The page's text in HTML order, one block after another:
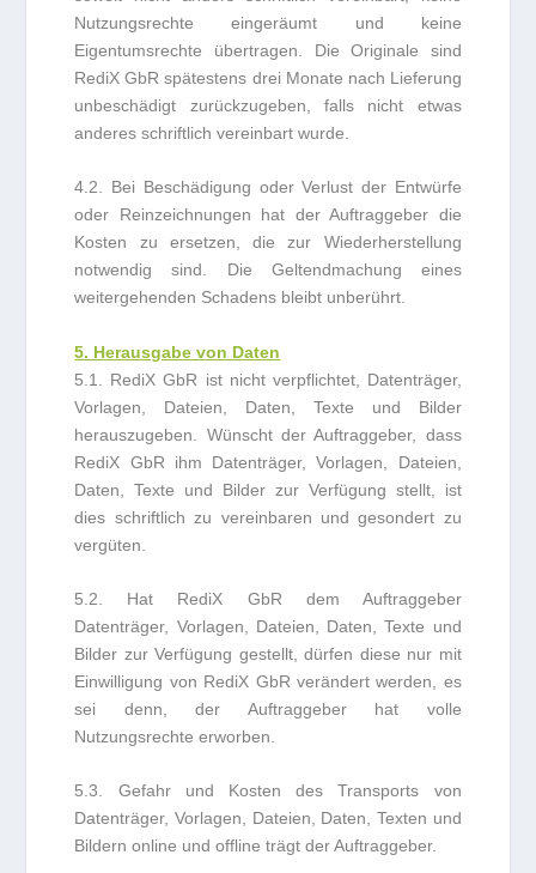
Nutzungsrechte eingeräumt und keine
Eigentumsrechte übertragen. Die Originale sind
RediX GbR spätestens drei Monate nach Lieferung
unbeschädigt zurückzugeben, falls nicht etwas
anderes schriftlich vereinbart wurde.
4.2. Bei Beschädigung oder Verlust der Entwürfe
oder Reinzeichnungen hat der Auftraggeber die
Kosten zu ersetzen, die zur Wiederherstellung
notwendig sind. Die Geltendmachung eines
weitergehenden Schadens bleibt unberührt.
5. Herausgabe von Daten
5.1. RediX GbR ist nicht verpflichtet, Datenträger,
Vorlagen, Dateien, Daten, Texte und Bilder
herauszugeben. Wünscht der Auftraggeber, dass
RediX GbR ihm Datenträger, Vorlagen, Dateien,
Daten, Texte und Bilder zur Verfügung stellt, ist
dies schriftlich zu vereinbaren und gesondert zu
vergüten.
5.2. Hat RediX GbR dem Auftraggeber
Datenträger, Vorlagen, Dateien, Daten, Texte und
Bilder zur Verfügung gestellt, dürfen diese nur mit
Einwilligung von RediX GbR verändert werden, es
sei denn, der Auftraggeber hat volle
Nutzungsrechte erworben.
5.3. Gefahr und Kosten des Transports von
Datenträger, Vorlagen, Dateien, Daten, Texten und
Bildern online und offline trägt der Auftraggeber.